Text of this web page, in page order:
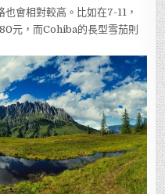
會相對較高。比如在7-11，
元，而Cohiba的長型雪茄則